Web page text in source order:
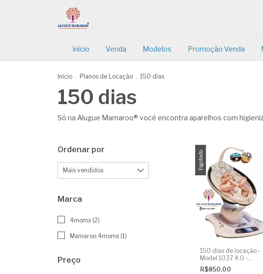
Início Venda Modelos Promoção Venda
Início . Planos de Locação . 150 dias
150 dias
Só na Alugue Mamaroo® você encontra aparelhos com
Ordenar por
Marca
4moms (2)
Mamaroo 4moms (1)
Preço
Esgotado
150 dias de locação -
Model 1037 4.0 -
Aluguel Mamaroo
R$850,00